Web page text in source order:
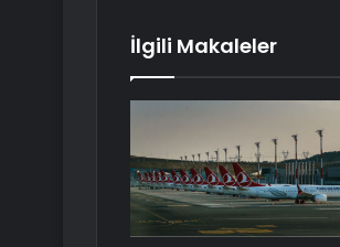
İlgili Makaleler